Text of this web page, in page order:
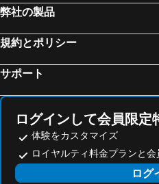
弊社の製品
規約とポリシー
サポート
ログインして会員限定
体験をカスタマイズ
ロイヤルティ料金プランと会
ログ